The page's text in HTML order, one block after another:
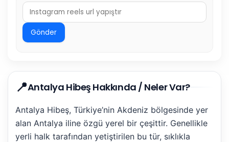
Gönder
📍Antalya Hibeş Hakkında / Neler Var?
Antalya Hibeş, Türkiye’nin Akdeniz bölgesinde yer
alan Antalya iline özgü yerel bir çeşittir. Genellikle
yerli halk tarafından yetiştirilen bu tür, sıklıkla